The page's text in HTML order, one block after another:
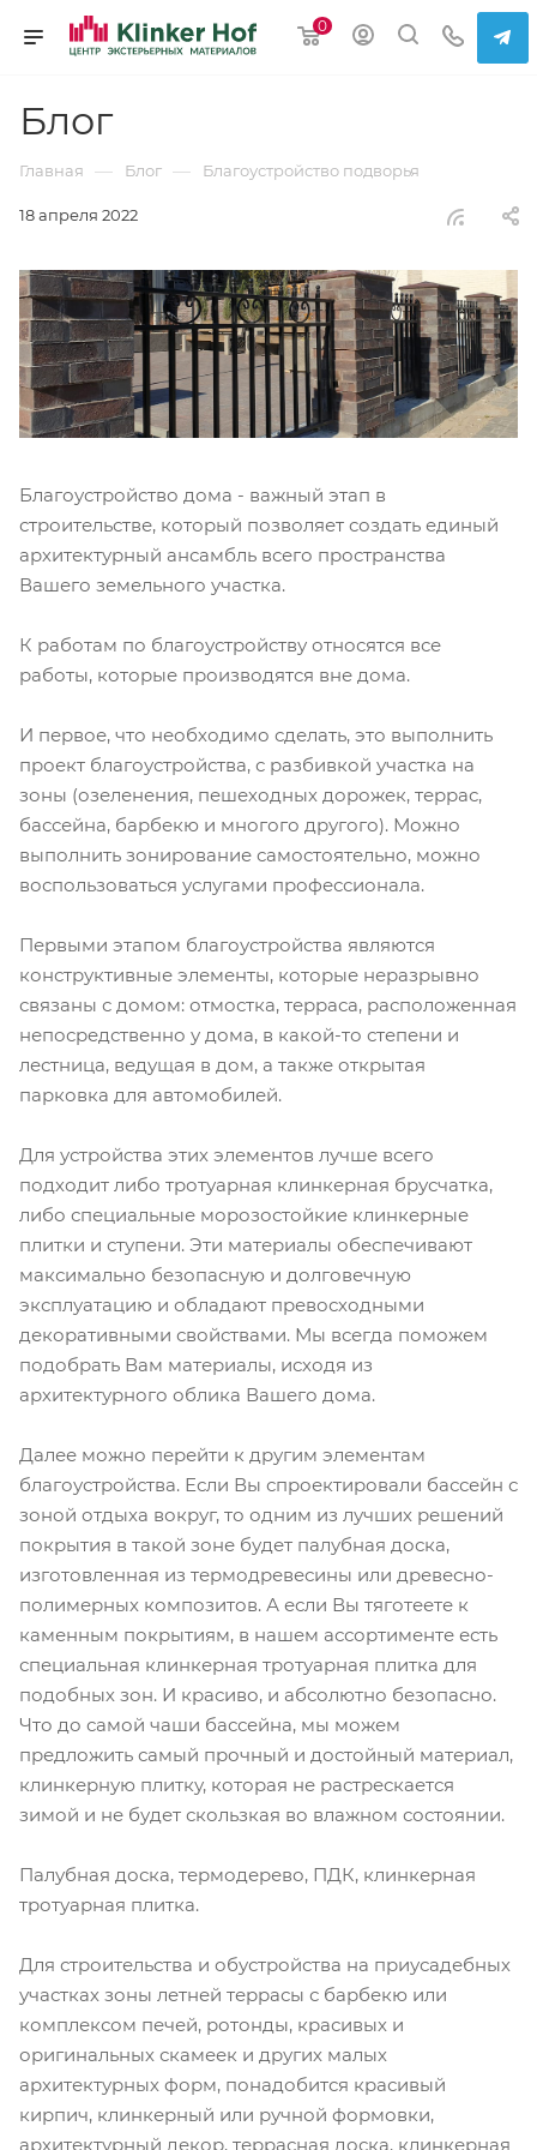
0
Блог
Главная — Блог — Благоустройство подворья
18 апреля 2022
Благоустройство дома - важный этап в
строительстве, который позволяет создать единый
архитектурный ансамбль всего пространства
Вашего земельного участка.
К работам по благоустройству относятся все
работы, которые производятся вне дома.
И первое, что необходимо сделать, это выполнить
проект благоустройства, с разбивкой участка на
зоны (озеленения, пешеходных дорожек, террас,
бассейна, барбекю и многого другого). Можно
выполнить зонирование самостоятельно, можно
воспользоваться услугами профессионала.
Первыми этапом благоустройства являются
конструктивные элементы, которые неразрывно
связаны с домом: отмостка, терраса, расположенная
непосредственно у дома, в какой-то степени и
лестница, ведущая в дом, а также открытая
парковка для автомобилей.
Для устройства этих элементов лучше всего
подходит либо тротуарная клинкерная брусчатка,
либо специальные морозостойкие клинкерные
плитки и ступени. Эти материалы обеспечивают
максимально безопасную и долговечную
эксплуатацию и обладают превосходными
декоративными свойствами. Мы всегда поможем
подобрать Вам материалы, исходя из
архитектурного облика Вашего дома.
Далее можно перейти к другим элементам
благоустройства. Если Вы спроектировали бассейн с
зоной отдыха вокруг, то одним из лучших решений
покрытия в такой зоне будет палубная доска,
изготовленная из термодревесины или древесно-
полимерных композитов. А если Вы тяготеете к
каменным покрытиям, в нашем ассортименте есть
специальная клинкерная тротуарная плитка для
подобных зон. И красиво, и абсолютно безопасно.
Что до самой чаши бассейна, мы можем
предложить самый прочный и достойный материал,
клинкерную плитку, которая не растрескается
зимой и не будет скользкая во влажном состоянии.
Палубная доска, термодерево, ПДК, клинкерная
тротуарная плитка.
Для строительства и обустройства на приусадебных
участках зоны летней террасы с барбекю или
комплексом печей, ротонды, красивых и
оригинальных скамеек и других малых
архитектурных форм, понадобится красивый
кирпич, клинкерный или ручной формовки,
архитектурный декор, террасная доска, клинкерная